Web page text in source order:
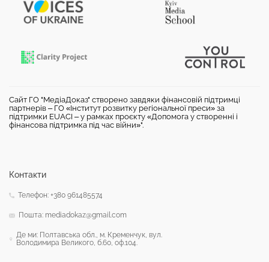
Сайт ГО "МедіаДоказ" створено завдяки фінансовій підтримці
партнерів – ГО «Інститут розвитку регіональної преси» за
підтримки EUACI – у рамках проєкту «Допомога у створенні і
фінансова підтримка під час війни»".
Контакти
Телефон: +380 961485574
Пошта: mediadokaz@gmail.com
Де ми: Полтавська обл., м. Кременчук, вул.
Володимира Великого, б.60, оф.104.